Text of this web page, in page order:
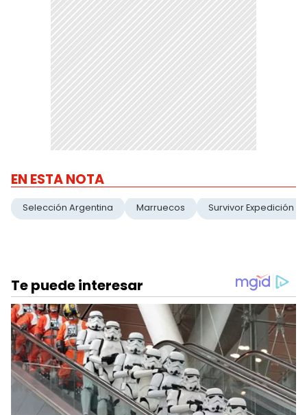
EN ESTA NOTA
Selección Argentina Marruecos Survivor Expedición